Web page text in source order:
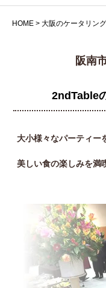
HOME > 大阪のケータリング
阪南
2ndTable
大小様々なパーティー
美しい食の楽しみを満